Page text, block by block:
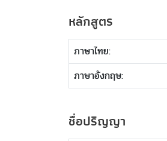
หลักสูตร
ภาษาไทย:
ภาษาอังกฤษ:
ชื่อปริญญา